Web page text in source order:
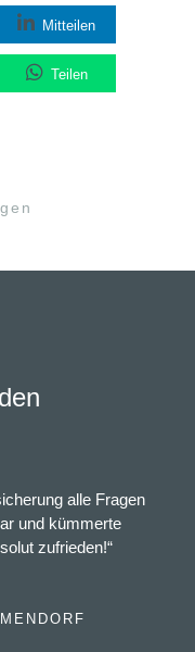
Mitteilen
Teilen
alle Fragen
und kümmerte
zufrieden!“